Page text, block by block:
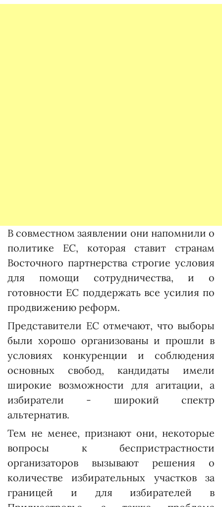
В совместном заявлении они напомнили о
политике ЕС, которая ставит странам
Восточного партнерства строгие условия
для помощи сотрудничества, и о
готовности ЕС поддержать все усилия по
продвижению реформ.
Представители ЕС отмечают, что выборы
были хорошо организованы и прошли в
условиях конкуренции и соблюдения
основных свобод, кандидаты имели
широкие возможности для агитации, а
избиратели - широкий спектр
альтернатив.
Тем не менее, признают они, некоторые
вопросы к беспристрастности
организаторов вызывают решения о
количестве избирательных участков за
границей и для избирателей в